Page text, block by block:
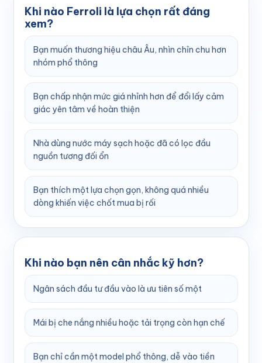
Khi nào Ferroli là lựa chọn rất đáng
xem?
Bạn muốn thương hiệu châu Âu, nhìn chỉn chu hơn
nhóm phổ thông
Bạn chấp nhận mức giá nhỉnh hơn để đổi lấy cảm
giác yên tâm về hoàn thiện
Nhà dùng nước máy sạch hoặc đã có lọc đầu
nguồn tương đối ổn
Bạn thích một lựa chọn gọn, không quá nhiều
dòng khiến việc chốt mua bị rối
Khi nào bạn nên cân nhắc kỹ hơn?
Ngân sách đầu tư đầu vào là ưu tiên số một
Mái bị che nắng nhiều hoặc tải trọng còn hạn chế
Bạn chỉ cần một model phổ thông, dễ vào tiền